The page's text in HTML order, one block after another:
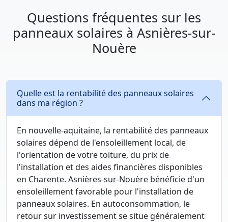
Questions fréquentes sur les
panneaux solaires à Asnières-sur-
Nouère
Quelle est la rentabilité des panneaux solaires
dans ma région ?
En nouvelle-aquitaine, la rentabilité des panneaux
solaires dépend de l'ensoleillement local, de
l'orientation de votre toiture, du prix de
l'installation et des aides financières disponibles
en Charente. Asnières-sur-Nouère bénéficie d'un
ensoleillement favorable pour l'installation de
panneaux solaires. En autoconsommation, le
retour sur investissement se situe généralement